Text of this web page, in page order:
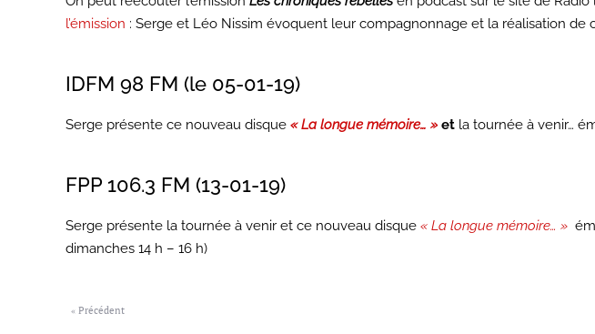
l’émission : Serge et Léo Nissim évoquent leur compagnonnage et la réalisation de
IDFM 98 FM (le 05-01-19)
Serge présente ce nouveau disque « La longue mémoire… »et la tournée à venir…
FPP 106.3 FM (13-01-19)
Serge présente la tournée à venir et ce nouveau disque « La longue mémoire… »
dimanches 14 h – 16 h)
« Précédent